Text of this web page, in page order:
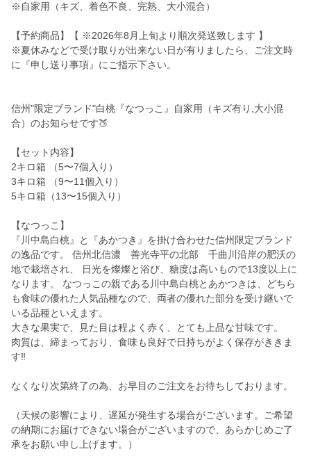
※自家用（キズ、着色不良、完熟、大小混合）
【予約商品】【 ※2026年8月上旬より順次発送致します 】
※夏休みなどで受け取りが出来ない日が有りましたら、ご注文時
に『申し送り事項』にご指示下さい。
信州"限定ブランド"白桃『なつっこ』自家用（キズ有り,大小混
合）のお知らせです🍑
【セット内容】
2キロ箱 （5〜7個入り）
3キロ箱 （9〜11個入り）
5キロ箱（13〜15個入り）
【なつっこ】
『川中島白桃』と『あかつき』を掛け合わせた信州限定ブランド
の逸品です。 信州北信濃 善光寺平の北部 千曲川沿岸の肥沃の
地で栽培され、 日光を燦燦と浴び、糖度は高いもので13度以上に
なります。 なつっこの親である川中島白桃とあかつきは、どちら
も食味の優れた人気品種なので、両者の優れた部分を受け継いで
いる品種といえます。
大きな果実で、見た目は程よく赤く、とても上品な甘味です。
肉質は、締まっており、食味も良好で日持ちがよく保存がききま
す‼︎
なくなり次第終了の為、お早目のご注文をお待ちしております。
（天候の影響により、遅延が発生する場合がございます。ご希望
の納期にお届けできない場合がございますので、あらかじめご了
承をお願い申し上げます。）